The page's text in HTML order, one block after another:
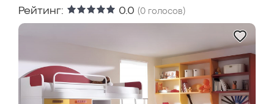
Рейтинг: 0.0 (0 голосов)